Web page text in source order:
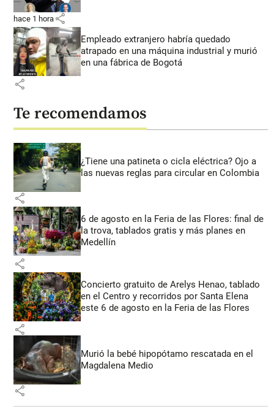
hace 1 hora share
Empleado extranjero habría quedado
atrapado en una máquina industrial y murió
en una fábrica de Bogotá
share
Te recomendamos
¿Tiene una patineta o cicla eléctrica? Ojo a
las nuevas reglas para circular en Colombia
share
6 de agosto en la Feria de las Flores: final de
la trova, tablados gratis y más planes en
Medellín
share
Concierto gratuito de Arelys Henao, tablado
en el Centro y recorridos por Santa Elena
este 6 de agosto en la Feria de las Flores
share
Murió la bebé hipopótamo rescatada en el
Magdalena Medio
share